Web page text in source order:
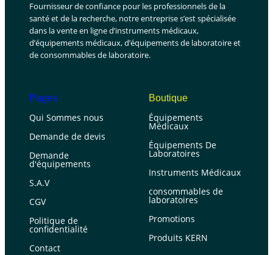
Fournisseur de confiance pour les professionnels de la
santé et de la recherche, notre entreprise s’est spécialisée
dans la vente en ligne d’instruments médicaux,
d’équipements médicaux, d’équipements de laboratoire et
de consommables de laboratoire.
Pages
Qui Sommes nous
Demande de devis
Demande
d'équipements
S.A.V
CGV
Politique de
confidentialité
Contact
Boutique
Équipements
Médicaux
Équipements De
Laboratoires
Instruments Médicaux
consommables de
laboratoires
Promotions
Produits KERN